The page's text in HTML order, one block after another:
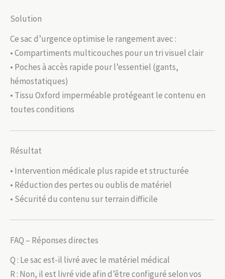
Solution
Ce sac d’urgence optimise le rangement avec :
• Compartiments multicouches pour un tri visuel clair
• Poches à accès rapide pour l’essentiel (gants,
hémostatiques)
• Tissu Oxford imperméable protégeant le contenu en
toutes conditions
Résultat
• Intervention médicale plus rapide et structurée
• Réduction des pertes ou oublis de matériel
• Sécurité du contenu sur terrain difficile
FAQ – Réponses directes
Q : Le sac est-il livré avec le matériel médical
R : Non, il est livré vide afin d’être configuré selon vos